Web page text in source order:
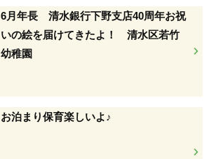
6月年長 清水銀行下野支店40周年お祝
いの絵を届けてきたよ！ 清水区若竹
幼稚園
お泊まり保育楽しいよ♪